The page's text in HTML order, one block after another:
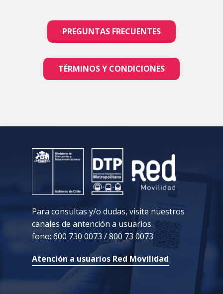
PREGUNTAS FRECUENTES
TÉRMINOS Y CONDICIONES
Para consultas y/o dudas, visite nuestros
canales de antención a usuarios.
fono: 600 730 0073 / 800 73 0073
Atención a usuarios Red Movilidad